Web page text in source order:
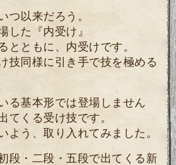
つ以来だろう。
した『内受け』
とともに、内受けです。
技同様に引き手で技を極める
る基本形では登場しません
てくる受け技です。
よう、取り入れてみました。
段・二段・五段で出てくる新